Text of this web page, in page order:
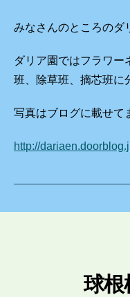
みなさんのところのダ
ダリア園ではフラワー
班、除草班、摘芯班に
写真はブログに載せて
http://
球根